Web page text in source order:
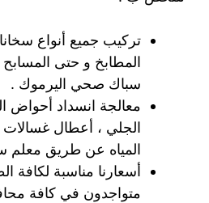
تركيب جميع أنواع
المطابخ و حتى
سباك صحي اليرموك .
معالجة انسداد أحواض
الجلي ، أعطال
المياه عن طريق معلم
أسعارنا مناسبة لكافة
متواجدون في كافة